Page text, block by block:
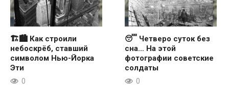
🏗🏙 Как строили
небоскрёб, ставший
символом Нью-Йорка
Эти
0
😴 Четверо суток без
сна… На этой
фотографии советские
солдаты
0